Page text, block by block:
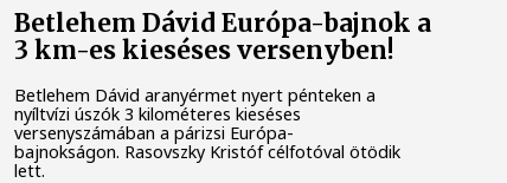
Betlehem Dávid Európa-bajnok a
3 km-es kieséses versenyben!
Betlehem Dávid aranyérmet nyert pénteken a
nyíltvízi úszók 3 kilométeres kieséses
versenyszámában a párizsi Európa-
bajnokságon. Rasovszky Kristóf célfotóval ötödik
lett.